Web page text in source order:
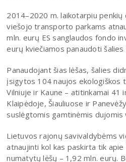
2014–2020 m. laikotarpiu
viešojo transporto parkams
mln. eurų ES sanglaudos fondo
eurų kviečiamos panaudoti
Panaudojant šias lėšas, šalies
įsigytos 104 naujos ekologiškos
Vilniuje ir Kaune – atitinkamai 41
Klaipėdoje, Šiauliuose ir
suslėgtomis gamtinėmis
Lietuvos rajonų savivaldybėms
atnaujinti kol kas paskirta tik
numatytų lėšų – 1,92 mln. eurų.